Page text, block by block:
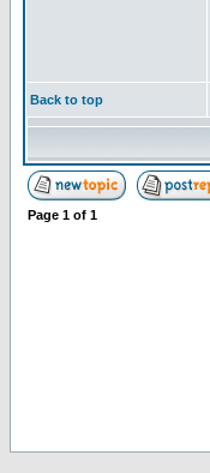
Back to top
Page 1 of 1